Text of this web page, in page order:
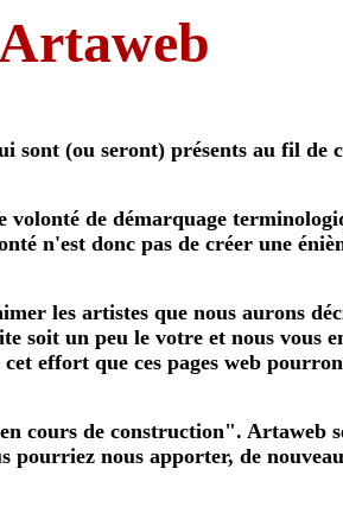
(ou seront) présents au fil de
volonté de démarquage
n'est donc pas de créer une
les artistes que nous aurons
soit un peu le votre et nous vous
effort que ces pages web
cours de construction". Artaweb
pourriez nous apporter, de